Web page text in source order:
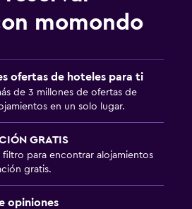
momondo
ofertas de hoteles para ti
de 3 millones de ofertas de
en un solo lugar.
GRATIS
filtro para encontrar alojamientos
gratis.
opiniones